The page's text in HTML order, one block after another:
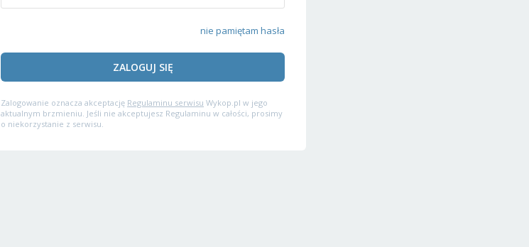
nie pamiętam hasła
ZALOGUJ SIĘ
Zalogowanie oznacza akceptację Regulaminu serwisu Wykop.pl w jego
aktualnym brzmieniu. Jeśli nie akceptujesz Regulaminu w całości, prosimy
o niekorzystanie z serwisu.